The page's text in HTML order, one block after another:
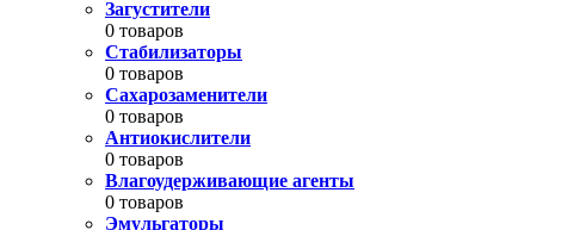
Загустители
0 товаров
Стабилизаторы
0 товаров
Сахарозаменители
0 товаров
Антиокислители
0 товаров
Влагоудерживающие агенты
0 товаров
Эмульгаторы